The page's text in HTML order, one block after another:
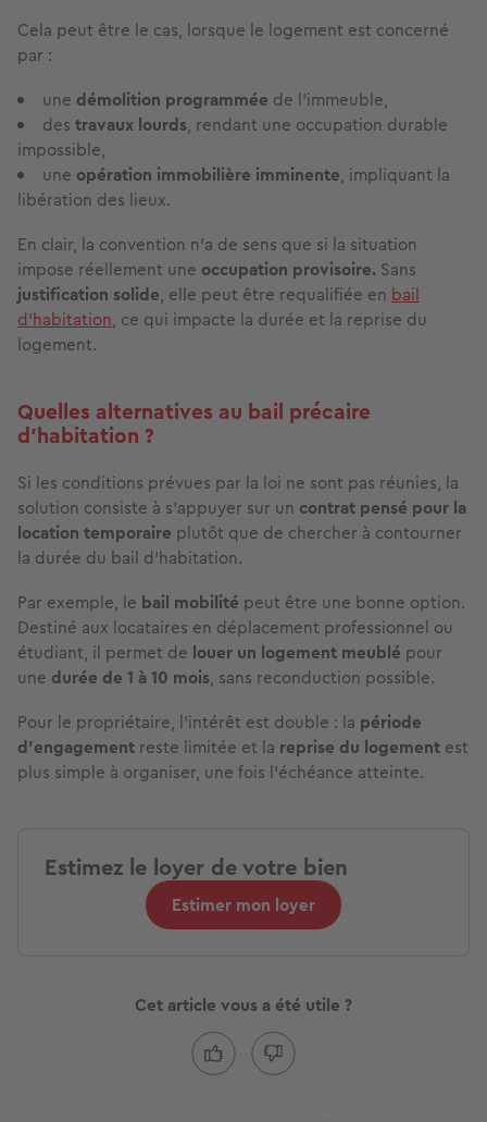
Cela peut être le cas, lorsque le logement est concerné
par :
une démolition programmée de l’immeuble,
des travaux lourds, rendant une occupation durable
impossible,
une opération immobilière imminente, impliquant la
libération des lieux.
En clair, la convention n’a de sens que si la situation
impose réellement une occupation provisoire. Sans
justification solide, elle peut être requalifiée en bail
d’habitation, ce qui impacte la durée et la reprise du
logement.
Quelles alternatives au bail précaire
d’habitation ?
Si les conditions prévues par la loi ne sont pas réunies, la
solution consiste à s’appuyer sur un contrat pensé pour la
location temporaire plutôt que de chercher à contourner
la durée du bail d’habitation.
Par exemple, le bail mobilité peut être une bonne option.
Destiné aux locataires en déplacement professionnel ou
étudiant, il permet de louer un logement meublé pour
une durée de 1 à 10 mois, sans reconduction possible.
Pour le propriétaire, l’intérêt est double : la période
d’engagement reste limitée et la reprise du logement est
plus simple à organiser, une fois l’échéance atteinte.
Estimez le loyer de votre bien
Estimer mon loyer
Cet article vous a été utile ?